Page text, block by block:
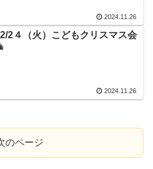
2024.11.26
2４（火）こどもクリスマス会
2024.11.26
のページ